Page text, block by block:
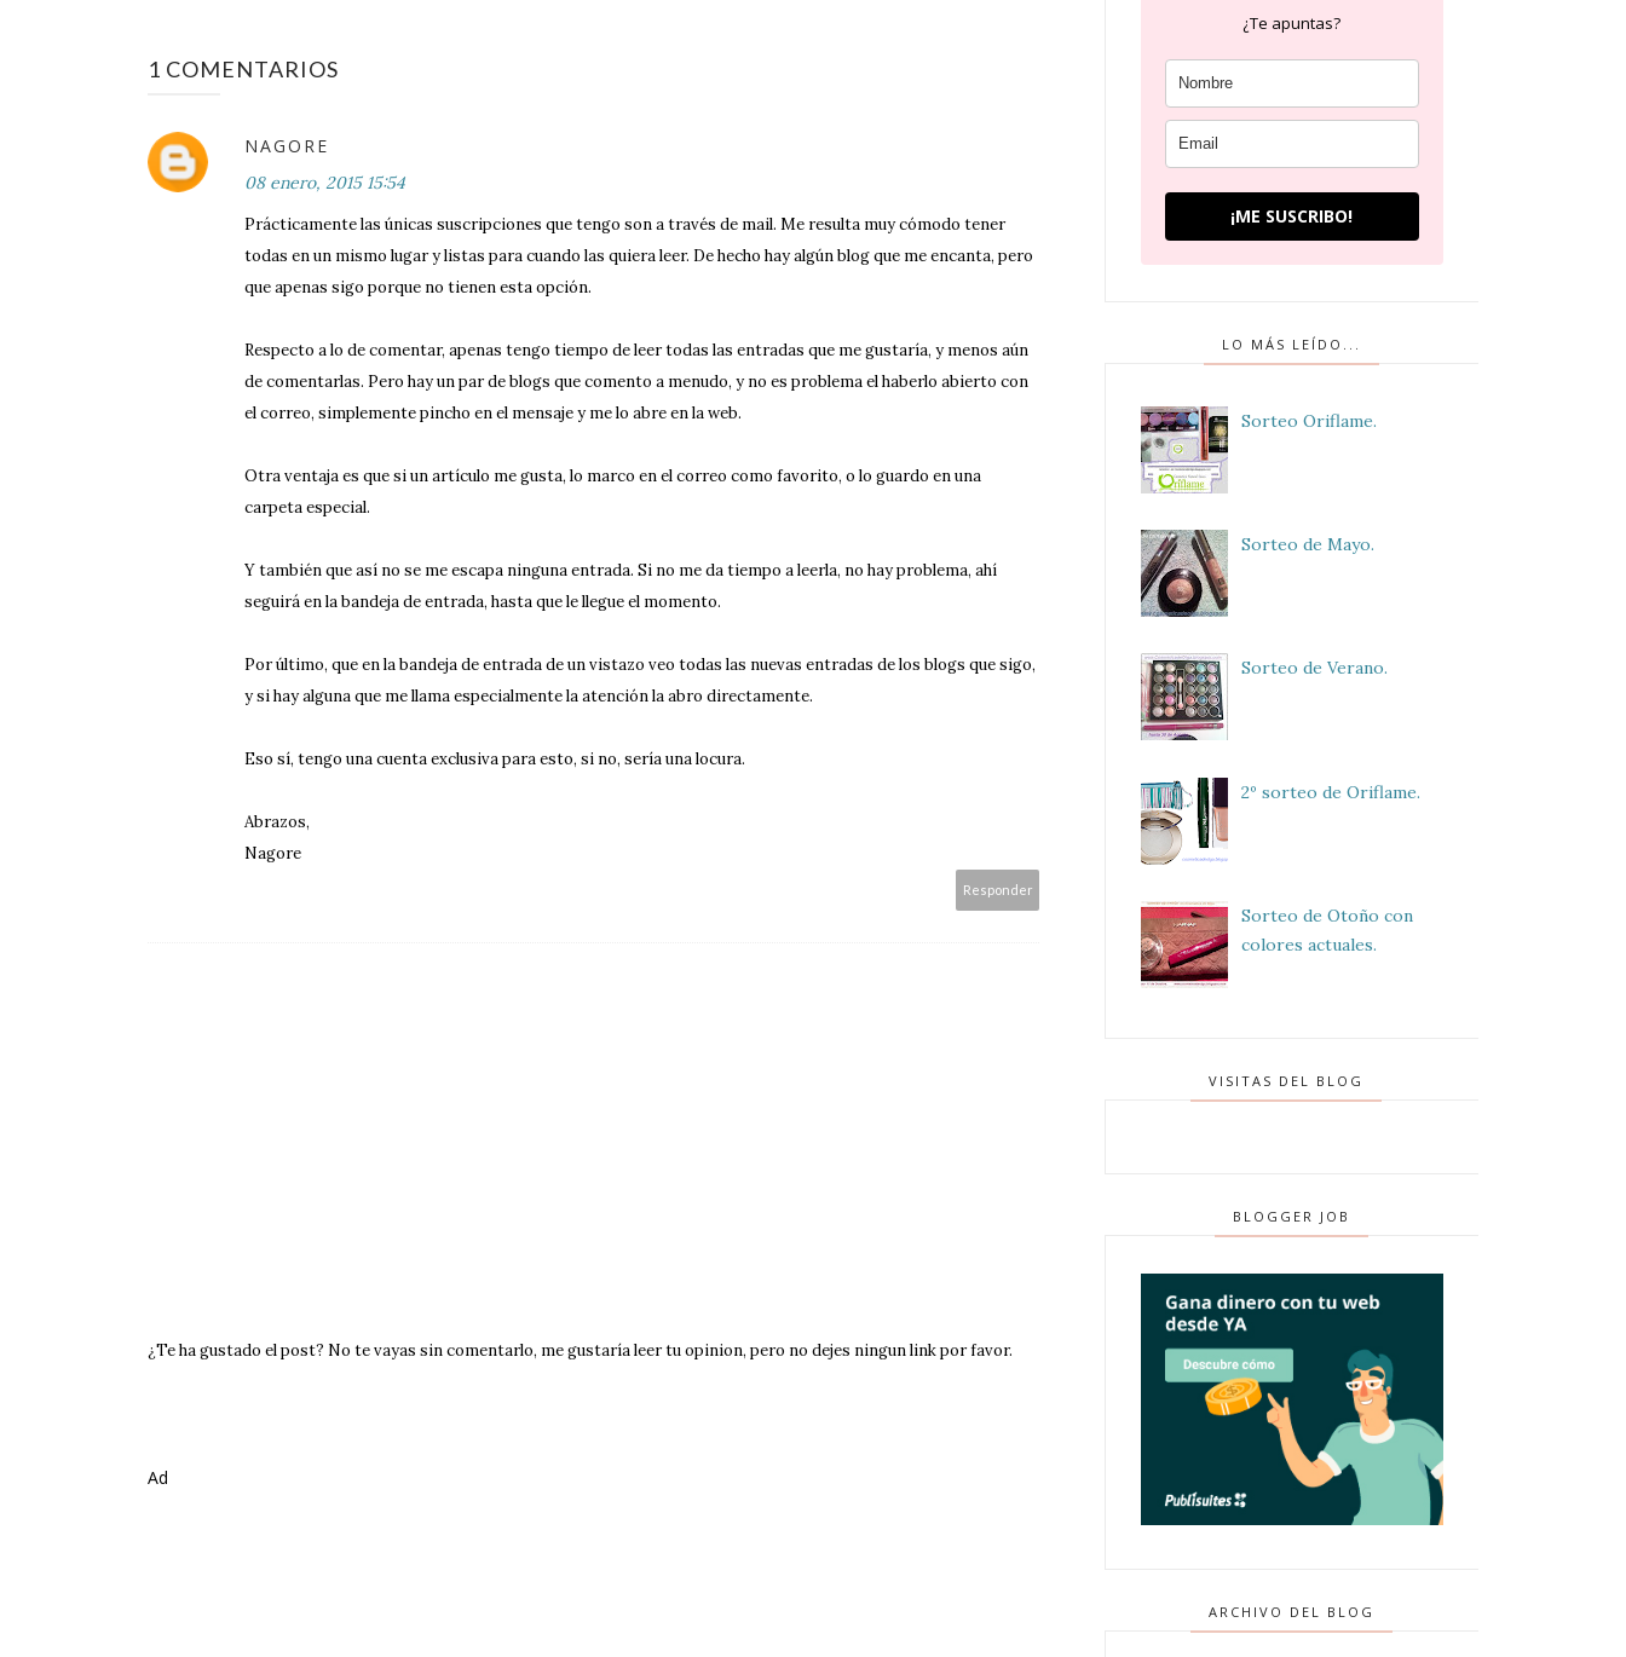
1 COMENTARIOS
NAGORE
08 enero, 2015 15:54
Prácticamente las únicas suscripciones que tengo son a través de mail. Me resulta muy cómodo tener
todas en un mismo lugar y listas para cuando las quiera leer. De hecho hay algún blog que me encanta, pero
que apenas sigo porque no tienen esta opción.
Respecto a lo de comentar, apenas tengo tiempo de leer todas las entradas que me gustaría, y menos aún
de comentarlas. Pero hay un par de blogs que comento a menudo, y no es problema el haberlo abierto con
el correo, simplemente pincho en el mensaje y me lo abre en la web.
Otra ventaja es que si un artículo me gusta, lo marco en el correo como favorito, o lo guardo en una
carpeta especial.
Y también que así no se me escapa ninguna entrada. Si no me da tiempo a leerla, no hay problema, ahí
seguirá en la bandeja de entrada, hasta que le llegue el momento.
Por último, que en la bandeja de entrada de un vistazo veo todas las nuevas entradas de los blogs que sigo,
y si hay alguna que me llama especialmente la atención la abro directamente.
Eso sí, tengo una cuenta exclusiva para esto, si no, sería una locura.
Abrazos,
Nagore
Responder
¿Te ha gustado el post? No te vayas sin comentarlo, me gustaría leer tu opinion, pero no dejes ningun link por favor.
Ad
¿Te apuntas?
¡ME SUSCRIBO!
LO MÁS LEÍDO...
Sorteo Oriflame.
Sorteo de Mayo.
Sorteo de Verano.
2º sorteo de Oriflame.
Sorteo de Otoño con
colores actuales.
VISITAS DEL BLOG
BLOGGER JOB
ARCHIVO DEL BLOG